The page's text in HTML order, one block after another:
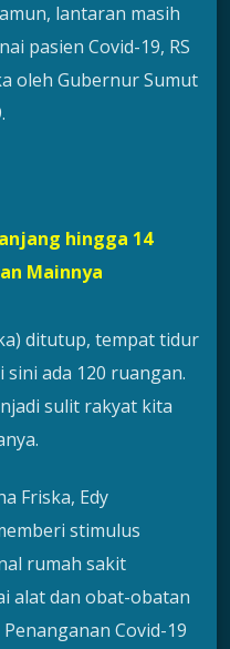
lantaran masih
pasien Covid-19, RS
oleh Gubernur Sumut
hingga 14
Mainnya
ditutup, tempat tidur
ada 120 ruangan.
sulit rakyat kita
Friska, Edy
stimulus
rumah sakit
alat dan obat-obatan
Covid-19